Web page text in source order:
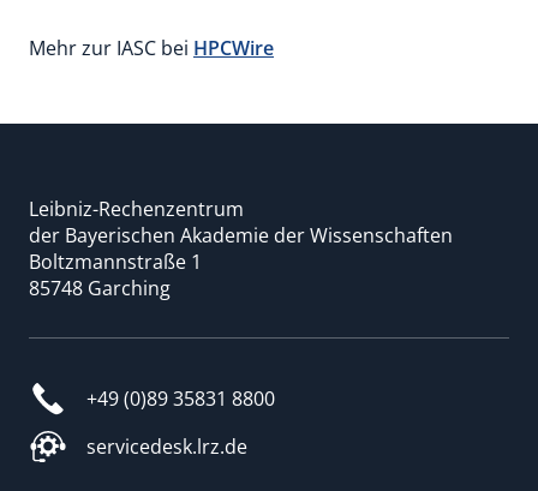
Mehr zur IASC bei HPCWire
Leibniz-Rechenzentrum
der Bayerischen Akademie der Wissenschaften
Boltzmannstraße 1
85748 Garching
+49 (0)89 35831 8800
servicedesk.lrz.de